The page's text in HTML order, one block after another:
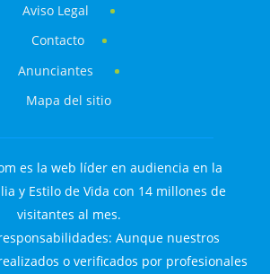
Aviso Legal
Contacto
Anunciantes
Mapa del sitio
es la web líder en audiencia en la
y Estilo de Vida con 14 millones de
visitantes al mes.
Aunque nuestros
o verificados por profesionales